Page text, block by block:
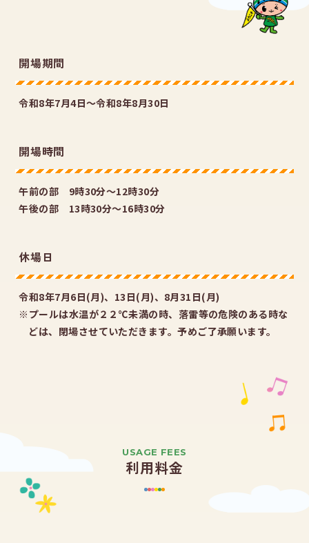
開場期間
令和8年7月4日～令和8年8月30日
開場時間
午前の部 9時30分～12時30分
午後の部 13時30分～16時30分
休場日
令和8年7月6日(月)、13日(月)、8月31日(月)
※プールは水温が２２℃未満の時、落雷等の危険のある時な
どは、閉場させていただきます。予めご了承願います。
USAGE FEES
利用料金